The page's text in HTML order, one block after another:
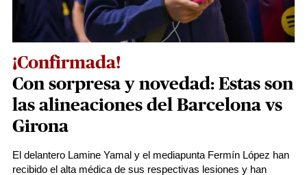
¡Confirmada!
Con sorpresa y novedad: Estas son
las alineaciones del Barcelona vs
Girona
El delantero Lamine Yamal y el mediapunta Fermín López han
recibido el alta médica de sus respectivas lesiones y han